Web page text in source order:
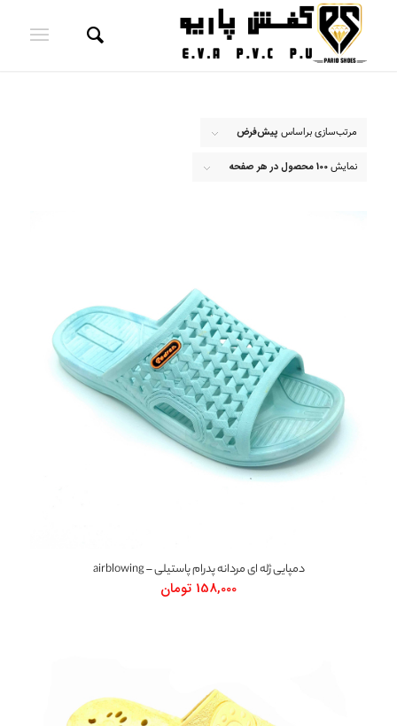
مرتب‌سازی براساس پیش‌فرض
نمایش100 محصول در هر صفحه
دمپایی ژله ای مردانه پدرام پاستیلی – airblowing
158,000 تومان